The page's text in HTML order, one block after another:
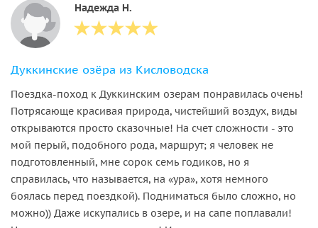
Надежда Н.
Дуккинские озёра из Кисловодска
Поездка-поход к Дуккинским озерам понравилась очень!
Потрясающе красивая природа, чистейший воздух, виды
открываются просто сказочные! На счет сложности - это
мой перый, подобного рода, маршрут; я человек не
подготовленный, мне сорок семь годиков, но я
справилась, что называется, на «ура», хотя немного
боялась перед поездкой). Подниматься было сложно, но
можно)) Даже искупались в озере, и на сапе поплавали!